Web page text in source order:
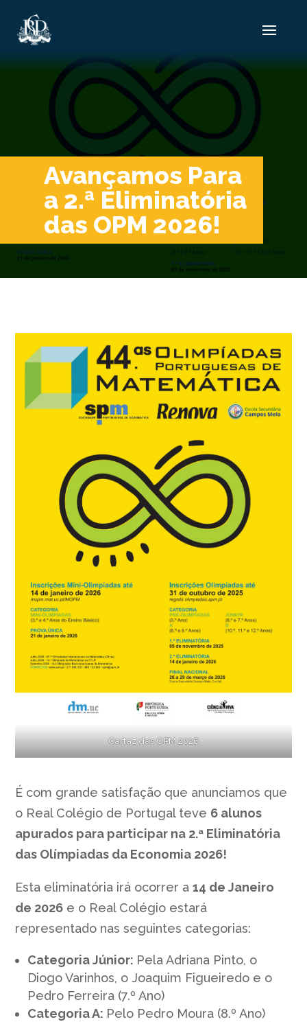
Avançamos Para
a 2.ª Eliminatória
das OPM 2026!
Cartaz das OPM 2026
É com grande satisfação que anunciamos que
o Real Colégio de Portugal teve 6 alunos
apurados para participar na 2.ª Eliminatória
das Olímpiadas da Economia 2026!
Esta eliminatória irá ocorrer a14 de Janeiro
de 2026 e o Real Colégio estará
representado nas seguintes categorias:
Categoria Júnior: Pela Adriana Pinto, o
Diogo Varinhos, o Joaquim Figueiredo e o
Pedro Ferreira (7.º Ano)
Categoria A: Pelo Pedro Moura (8.º Ano)